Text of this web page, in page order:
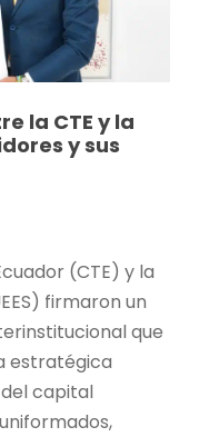
la CTE y la
y sus
(CTE) y la
firmaron un
que
estratégica
capital